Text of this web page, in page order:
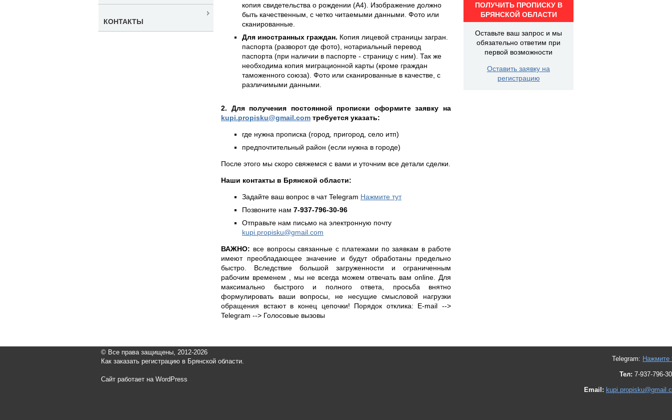
копия свидетельства о рождении (А4). Изображение должно
быть качественным, с четко читаемыми данными. Фото или
сканированные.
Для иностранных граждан. Копия лицевой страницы загран.
паспорта (разворот где фото), нотариальный перевод
паспорта (при наличии в паспорте - страницу с ним). Так же
необходима копия миграционной карты (кроме граждан
таможенного союза). Фото или сканированные в качестве, с
различимыми данными.
2. Для получения постоянной прописки оформите заявку на
kupi.propisku@gmail.com требуется указать:
где нужна прописка (город, пригород, село итп)
предпочтительный район (если нужна в городе)
После этого мы скоро свяжемся с вами и уточним все детали сделки.
Наши контакты в Брянской области:
Задайте ваш вопрос в чат Telegram Нажмите тут
Позвоните нам 7-937-796-30-96
Отправьте нам письмо на электронную почту
kupi.propisku@gmail.com
ВАЖНО: все вопросы связанные с платежами по заявкам в работе
имеют преобладающее значение и будут обработаны предельно
быстро. Вследствие большой загруженности и ограниченным
рабочим временем , мы не всегда можем отвечать вам online. Для
максимально быстрого и полного ответа, просьба внятно
формулировать ваши вопросы, не несущие смысловой нагрузки
обращения встают в конец цепочки! Порядок отклика: E-mail -->
Telegram --> Голосовые вызовы
КОНТАКТЫ
ПОЛУЧИТЬ ПРОПИСКУ В
БРЯНСКОЙ ОБЛАСТИ
Оставьте ваш запрос и мы
обязательно ответим при
первой возможности
Оставить заявку на
регистрацию
© Все права защищены, 2012-2026
Как заказать регистрацию в Брянской области.
Сайт работает на WordPress
Telegram: Нажмите
Тел: 7-937-796-
Email: